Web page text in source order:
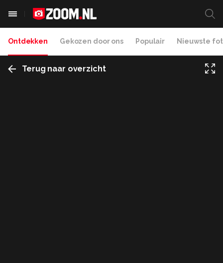
Ontdekken Gekozen door ons Populair Nieuwste
Terug naar overzicht